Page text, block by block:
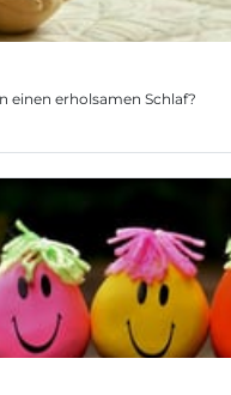
einen erholsamen Schlaf?